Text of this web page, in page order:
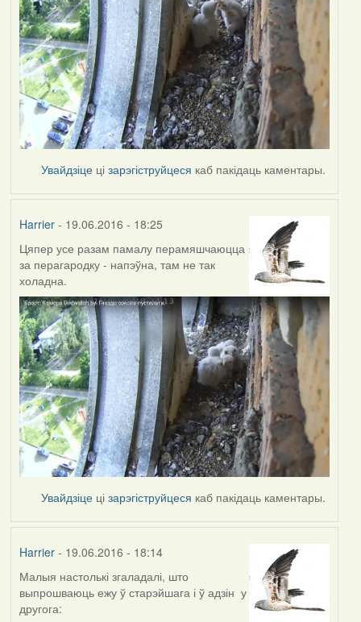
Увайдзіце цізарэгіструйцеся каб пакідаць каментары.
Harrier- 19.06.2016 - 18:25
Цяпер усе разам памалу перамяшчаюцца
за перагародку - напэўна, там не так
холадна.
Увайдзіце цізарэгіструйцеся каб пакідаць каментары.
Harrier- 19.06.2016 - 18:14
Малыя настолькі згаладалі, што
выпрошваюць ежу ў старэйшага і ў адзін у
другога: